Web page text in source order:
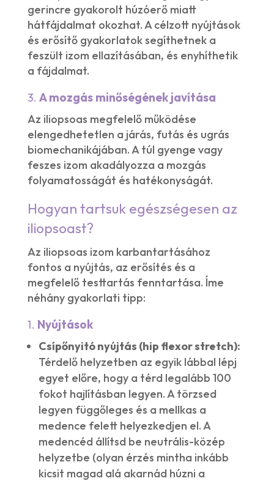
gerincre gyakorolt húzóerő miatt
hátfájdalmat okozhat. A célzott nyújtások
és erősítő gyakorlatok segíthetnek a
feszült izom ellazításában, és enyhíthetik
a fájdalmat.
3. A mozgás minőségének javítása
Az iliopsoas megfelelő működése
elengedhetetlen a járás, futás és ugrás
biomechanikájában. A túl gyenge vagy
feszes izom akadályozza a mozgás
folyamatosságát és hatékonyságát.
Hogyan tartsuk egészségesen az
iliopsoast?
Az iliopsoas izom karbantartásához
fontos a nyújtás, az erősítés és a
megfelelő testtartás fenntartása. Íme
néhány gyakorlati tipp:
1. Nyújtások
Csípőnyitó nyújtás (hip flexor stretch):
Térdelő helyzetben az egyik lábbal lépj
egyet előre, hogy a térd legalább 100
fokot hajlításban legyen. A törzsed
legyen függőleges és a mellkas a
medence felett helyezkedjen el. A
medencéd állítsd be neutrális-közép
helyzetbe (olyan érzés mintha inkább
kicsit magad alá akarnád húzni a